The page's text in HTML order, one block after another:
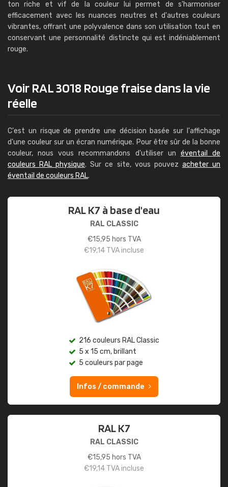
ton riche et vif de la couleur lui permet de s'harmoniser
efficacement avec les nuances neutres et d'autres couleurs
vibrantes, offrant une polyvalence dans son utilisation tout en
conservant une personnalité distincte qui est indéniablement
rouge.
Voir RAL 3018 Rouge fraise dans la vie
réelle
C'est un risque de prendre une décision basée sur l'affichage
d'une couleur sur un écran numérique. Pour être sûr de la bonne
couleur, nous vous recommandons d'utiliser un éventail de
couleurs RAL physique. Sur ce site, vous pouvez acheter un
éventail de couleurs RAL.
RAL K7 à base d'eau
RAL CLASSIC
€15,95 hors TVA
€19,14 TVA incluse
216 couleurs RAL Classic
5 x 15 cm, brillant
5 couleurs par page
Infos / commande
RAL K7
RAL CLASSIC
€15,95 hors TVA
€19,14 TVA incluse